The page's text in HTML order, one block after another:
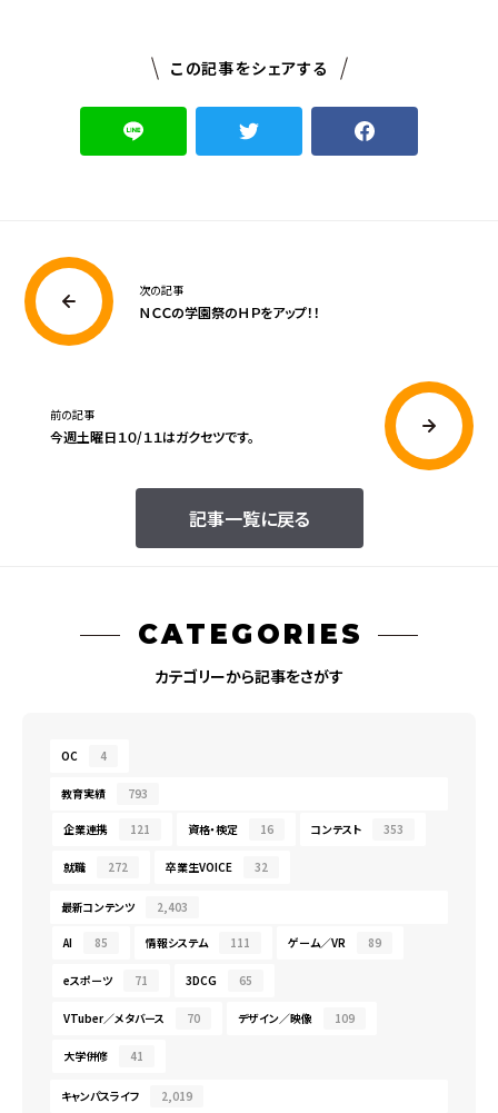
この記事をシェアする
次の記事
ＮＣＣの学園祭のＨＰをアップ！！
記事一覧に戻る
前の記事
今週土曜日１０/１１はガクセツです。
CATEGORIES
カテゴリーから記事をさがす
OC 4
教育実績 793
企業連携 121 資格・検定 16 コンテスト 353
就職 272 卒業生VOICE 32
最新コンテンツ 2,403
AI 85 情報システム 111 ゲーム／VR 89
eスポーツ 71 3DCG 65
VTuber／メタバース 70 デザイン／映像 109
大学併修 41
キャンパスライフ 2,019